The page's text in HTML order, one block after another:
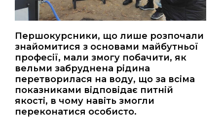
Першокурсники, що лише розпочали
знайомитися з основами майбутньої
професії, мали змогу побачити, як
вельми забруднена рідина
перетворилася на воду, що за всіма
показниками відповідає питній
якості, в чому навіть змогли
переконатися особисто.